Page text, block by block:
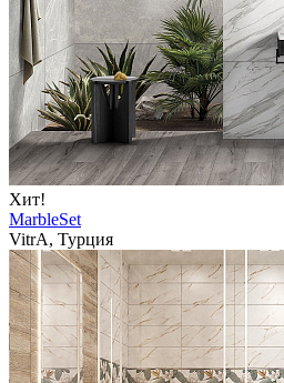
Хит!
MarbleSet
VitrA, Турция